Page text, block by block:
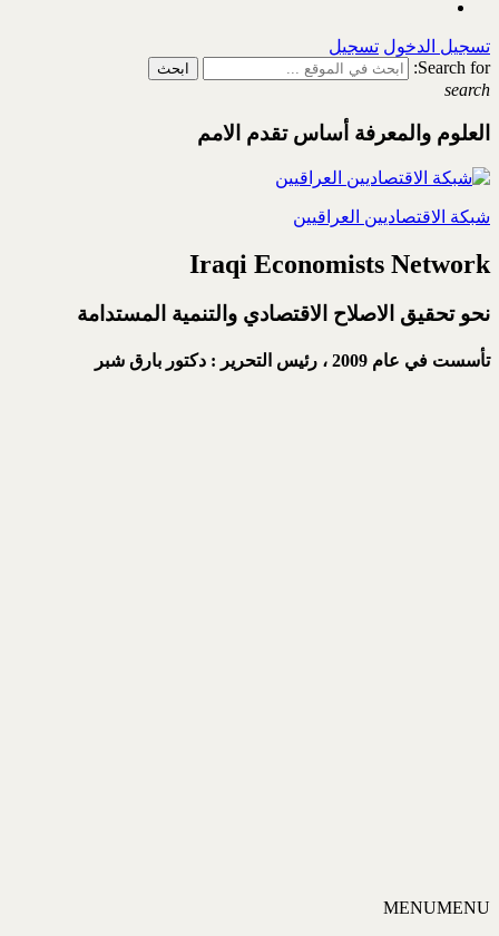
تسجيل الدخول تسجيل
Search for:
search
العلوم والمعرفة أساس تقدم الامم
شبكة الاقتصاديين العراقيين
Iraqi Economists Network
نحو تحقيق الاصلاح الاقتصادي والتنمية المستدامة
تأسست في عام 2009 ، رئيس التحرير : دكتور بارق شبر
MENUMENU